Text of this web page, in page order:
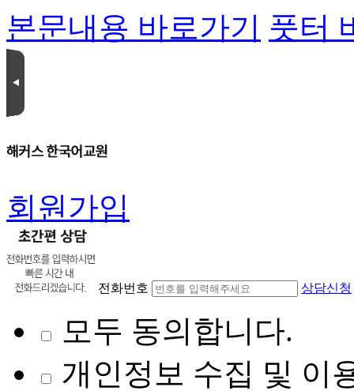
본문내용 바로가기 풋터
회원가입
전화번호 상담신청
모두 동의합니다.
개인정보 수집 및 이